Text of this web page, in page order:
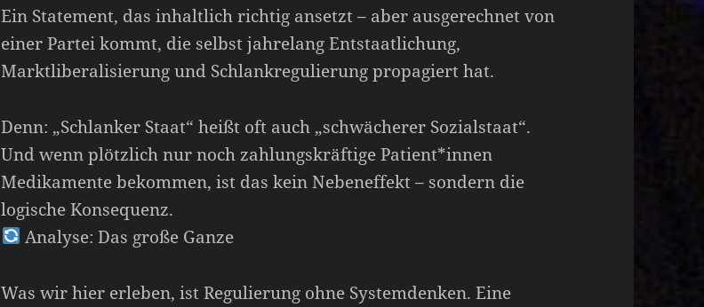
Ein Statement, das inhaltlich richtig ansetzt – aber ausgerechnet von
einer Partei kommt, die selbst jahrelang Entstaatlichung,
Marktliberalisierung und Schlankregulierung propagiert hat.
Denn: „Schlanker Staat“ heißt oft auch „schwächerer Sozialstaat“.
Und wenn plötzlich nur noch zahlungskräftige Patient*innen
Medikamente bekommen, ist das kein Nebeneffekt – sondern die
logische Konsequenz.
Analyse: Das große Ganze
Was wir hier erleben, ist Regulierung ohne Systemdenken. Eine